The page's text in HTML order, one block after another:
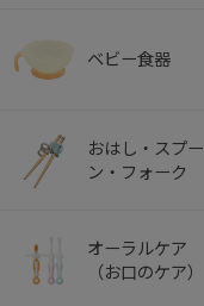
ベビー食器
おはし・スプー
ン・フォーク
オーラルケア
（お口のケア）